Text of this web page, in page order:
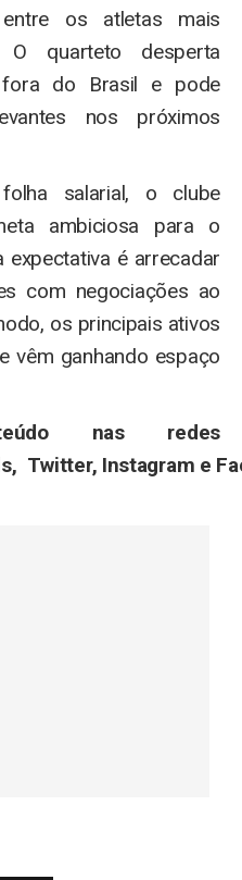
os atletas mais
quarteto desperta
do Brasil e pode
nos próximos
salarial, o clube
ambiciosa para o
expectativa é arrecadar
com negociações ao
os principais ativos
vêm ganhando espaço
nas redes
, Twitter, Instagram e